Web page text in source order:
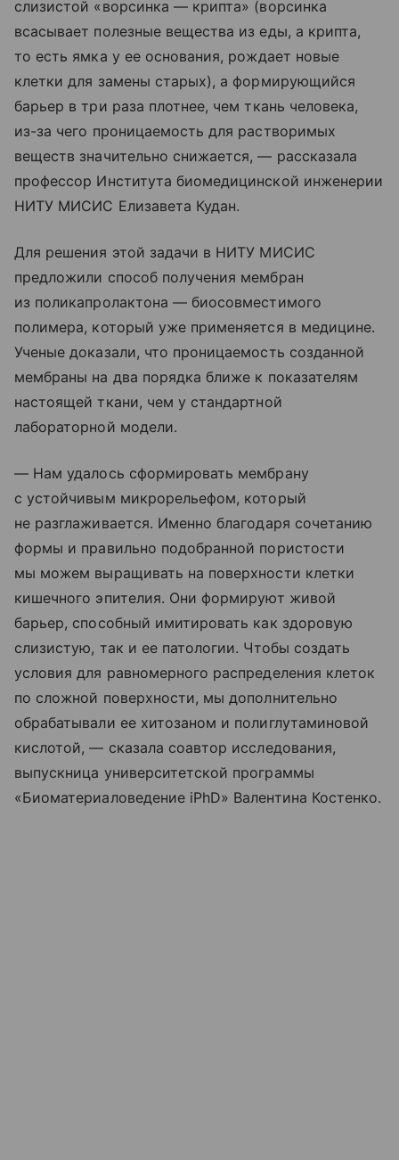
слизистой «ворсинка — крипта» (ворсинка
всасывает полезные вещества из еды, а крипта,
то есть ямка у ее основания, рождает новые
клетки для замены старых), а формирующийся
барьер в три раза плотнее, чем ткань человека,
из-за чего проницаемость для растворимых
веществ значительно снижается, — рассказала
профессор Института биомедицинской инженерии
НИТУ МИСИС Елизавета Кудан.
Для решения этой задачи в НИТУ МИСИС
предложили способ получения мембран
из поликапролактона — биосовместимого
полимера, который уже применяется в медицине.
Ученые доказали, что проницаемость созданной
мембраны на два порядка ближе к показателям
настоящей ткани, чем у стандартной
лабораторной модели.
— Нам удалось сформировать мембрану
с устойчивым микрорельефом, который
не разглаживается. Именно благодаря сочетанию
формы и правильно подобранной пористости
мы можем выращивать на поверхности клетки
кишечного эпителия. Они формируют живой
барьер, способный имитировать как здоровую
слизистую, так и ее патологии. Чтобы создать
условия для равномерного распределения клеток
по сложной поверхности, мы дополнительно
обрабатывали ее хитозаном и полиглутаминовой
кислотой, — сказала соавтор исследования,
выпускница университетской программы
«Биоматериаловедение iPhD» Валентина Костенко.